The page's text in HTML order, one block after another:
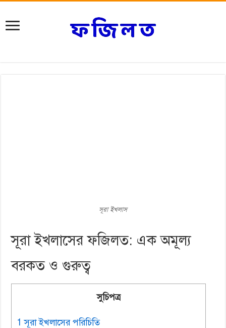
সূরা ইখলাস
সূরা ইখলাসের ফজিলত: এক অমূল্য
বরকত ও গুরুত্ব
সুচিপত্র
1 সূরা ইখলাসের পরিচিতি